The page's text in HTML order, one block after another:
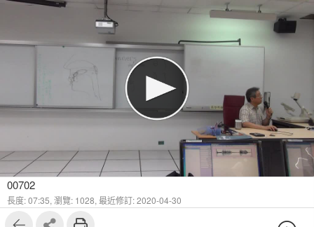
00702
長度: 07:35, 瀏覽: 1028, 最近修訂: 2020-04-30